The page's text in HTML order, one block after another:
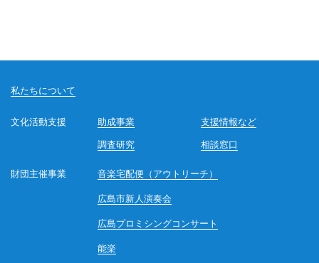
私たちについて
文化活動支援 助成事業
調査研究 相談窓口
支援情報など
財団主催事業 音楽宅配便（アウトリーチ）
広島市新人演奏会
広島プロミシングコンサート
能楽